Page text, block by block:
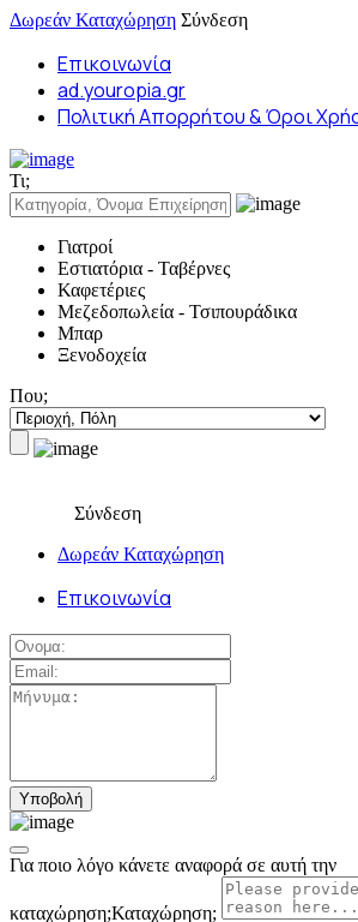
Δωρεάν Καταχώρηση Σύνδεση
Επικοινωνία
ad.youropia.gr
Πολιτική Απορρήτου & Όροι
Τι;
Γιατροί
Εστιατόρια - Ταβέρνες
Καφετέριες
Μεζεδοπωλεία - Τσιπουράδικα
Μπαρ
Ξενοδοχεία
Που;
Σύνδεση
Δωρεάν Καταχώρηση
Επικοινωνία
Για ποιο λόγο κάνετε αναφορά σε αυτή την
καταχώρηση;Καταχώρηση;